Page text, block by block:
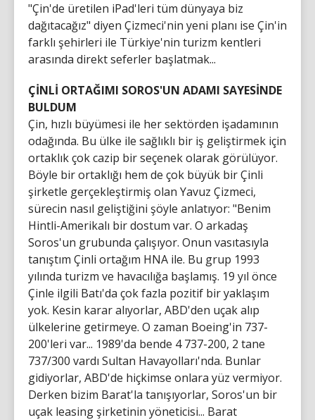
"Çin'de üretilen iPad'leri tüm dünyaya biz
dağıtacağız" diyen Çizmeci'nin yeni planı ise Çin'in
farklı şehirleri ile Türkiye'nin turizm kentleri
arasında direkt seferler başlatmak...
ÇİNLİ ORTAĞIMI SOROS'UN ADAMI SAYESİNDE
BULDUM
Çin, hızlı büyümesi ile her sektörden işadamının
odağında. Bu ülke ile sağlıklı bir iş geliştirmek için
ortaklık çok cazip bir seçenek olarak görülüyor.
Böyle bir ortaklığı hem de çok büyük bir Çinli
şirketle gerçekleştirmiş olan Yavuz Çizmeci,
sürecin nasıl geliştiğini şöyle anlatıyor: "Benim
Hintli-Amerikalı bir dostum var. O arkadaş
Soros'un grubunda çalışıyor. Onun vasıtasıyla
tanıştım Çinli ortağım HNA ile. Bu grup 1993
yılında turizm ve havacılığa başlamış. 19 yıl önce
Çinle ilgili Batı'da çok fazla pozitif bir yaklaşım
yok. Kesin karar alıyorlar, ABD'den uçak alıp
ülkelerine getirmeye. O zaman Boeing'in 737-
200'leri var... 1989'da bende 4 737-200, 2 tane
737/300 vardı Sultan Havayolları'nda. Bunlar
gidiyorlar, ABD'de hiçkimse onlara yüz vermiyor.
Derken bizim Barat'la tanışıyorlar, Soros'un bir
uçak leasing şirketinin yöneticisi... Barat